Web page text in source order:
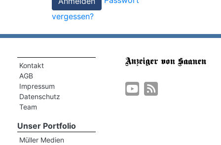
vergessen?
Kontakt
AGB
Impressum
Datenschutz
Team
Unser Portfolio
Müller Medien